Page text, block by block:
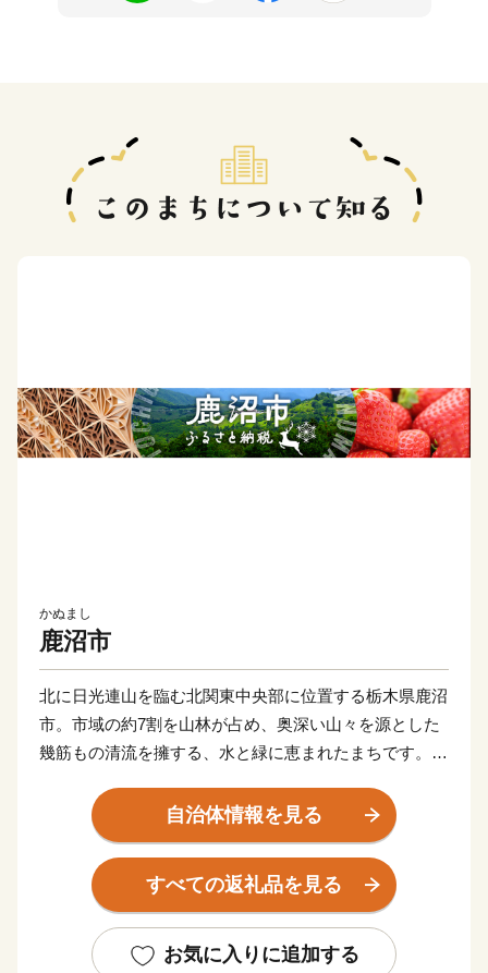
かぬまし
鹿沼市
北に日光連山を臨む北関東中央部に位置する栃木県鹿沼
市。市域の約7割を山林が占め、奥深い山々を源とした
幾筋もの清流を擁する、水と緑に恵まれたまちです。
く宿場町として、人の流れと共に栄えてきました。東照
宮の造修営に関わった職人が多く移り住んだとも伝えら
れ、その技を今に伝える彫刻屋台は、重要無形民俗文化
財でありユネスコ無形文化遺産に登録された祭りの主役
自然と文化に彩られたこのまちは、東京からはおよそ
自治体情報を見る
すべての返礼品を見る
お気に入りに追加する